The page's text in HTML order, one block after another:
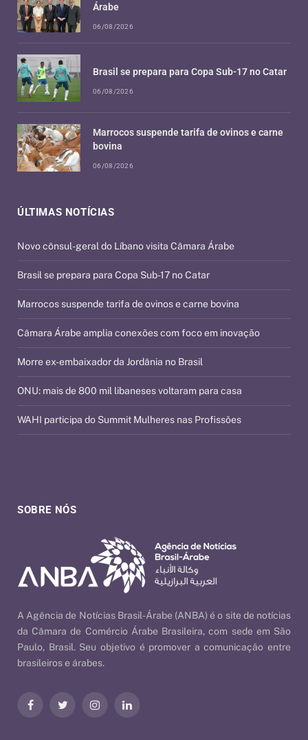
SOBRE NÓS
A Agência de Notícias Brasil-Árabe (ANBA) é o site de notícias
da Câmara de Comércio Árabe Brasileira, com sede em São
Paulo, Brasil. Seu objetivo é promover a comunicação entre
brasileiros e árabes.
FacebookTwitter InstagramLinkedIn
ÚLTIMAS NOTÍCIAS
Novo cônsul-geral do Líbano visita Câmara Árabe
Brasil se prepara para Copa Sub-17 no Catar
Marrocos suspende tarifa de ovinos e carne bovina
Câmara Árabe amplia conexões com foco em inovação
Morre ex-embaixador da Jordânia no Brasil
ONU: mais de 800 mil libaneses voltaram para casa
WAHI participa do Summit Mulheres nas Profissões
Árabe
06/08/2026
Brasil se prepara para Copa Sub-17 no Catar
06/08/2026
Marrocos suspende tarifa de ovinos e carne
bovina
06/08/2026